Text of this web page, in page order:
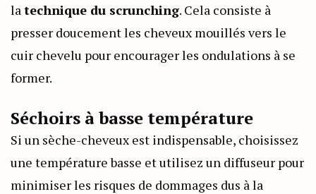
latechnique du scrunching. Cela consiste à
presser doucement les cheveux mouillés vers le
cuir chevelu pour encourager les ondulations à se
former.
Séchoirs à basse température
Si un sèche-cheveux est indispensable, choisissez
une température basse et utilisez un diffuseur pour
minimiser les risques de dommages dus à la